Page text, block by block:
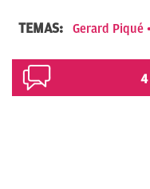
TEMAS: Gerard Piqué
4